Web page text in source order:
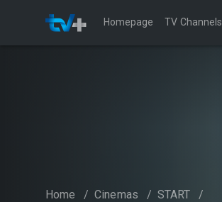
Homepage TV Channels
Home / Cinemas / START /